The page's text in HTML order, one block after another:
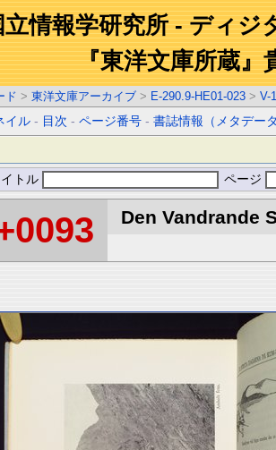
立情報学研究所 - ディジ
『東洋文庫所蔵』
ド > 東洋文庫アーカイブ > E-290.9-HE01-023 > V-1
イル - 目次 -ページ番号 -書誌情報（メタデー
イトル ページ
Den Vandrande